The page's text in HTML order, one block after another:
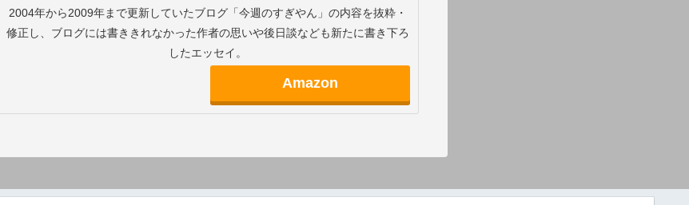
2004年から2009年まで更新していたブログ「今週のすぎやん」の内容を抜粋・
修正し、ブログには書ききれなかった作者の思いや後日談なども新たに書き下ろ
したエッセイ。
Amazon